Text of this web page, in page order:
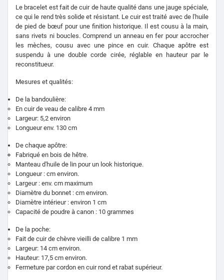
Le bracelet est fait de cuir de haute qualité dans une jauge spéciale,
ce qui le rend très solide et résistant. Le cuir est traité avec de l'huile
de pied de bœuf pour une finition historique. Il est cousu à la main,
sans rivets ni boucles. Comprend un anneau en fer pour accrocher
les mèches, cousu avec une pince en cuir. Chaque apôtre est
suspendu à une double corde cirée, réglable en hauteur par le
reconstitueur.
Mesures et qualités:
De la bandoulière:
En cuir de veau de calibre 4 mm
Largeur: 5,2 environ
Longueur env. 130 cm
De chaque apôtre:
Fabriqué en bois de hêtre.
Manteau d'huile de lin pour un look historique.
Longueur : cm environ.
Largeur : env. cm maximum
Diamètre du bonnet : cm environ.
Diamètre intérieur : environ 1 cm
Capacité de poudre à canon : 10 grammes
De la poche:
Fait de cuir de chèvre vieilli de calibre 1 mm
Largeur: 14 cm environ.
Hauteur: 17,5 cm environ.
Fermeture par cordon en cuir rond et rabat supérieur.